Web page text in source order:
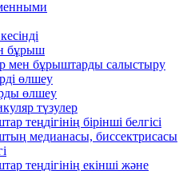
бұрыш
мен бұрыштарды салыстыру
өлшеу
өлшеу
түзулер
теңдігінің бірінші белгісі
медианасы, биссектрисасы
теңдігінің екінші және